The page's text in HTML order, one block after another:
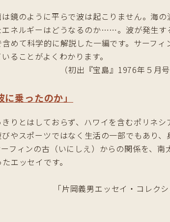
鏡のように平らで波は起こりません。海
ネルギーはどうなるのか……。波が発生す
めて科学的に解説した一編です。サーフ
ることがよくわかります。
（初出『宝島』1976年５月
乗ったのか」
りとはしておらず、ハワイを含むポリネシ
やスポーツではなく生活の一部でもあり
フィンの古（いにしえ）からの関係を、
エッセイです。
「片岡義男エッセイ・コレク